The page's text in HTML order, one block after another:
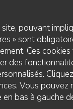
pouvant
» sont
Ces
des
Vous
bas à gauche
:5 /5 Qualité / Prix